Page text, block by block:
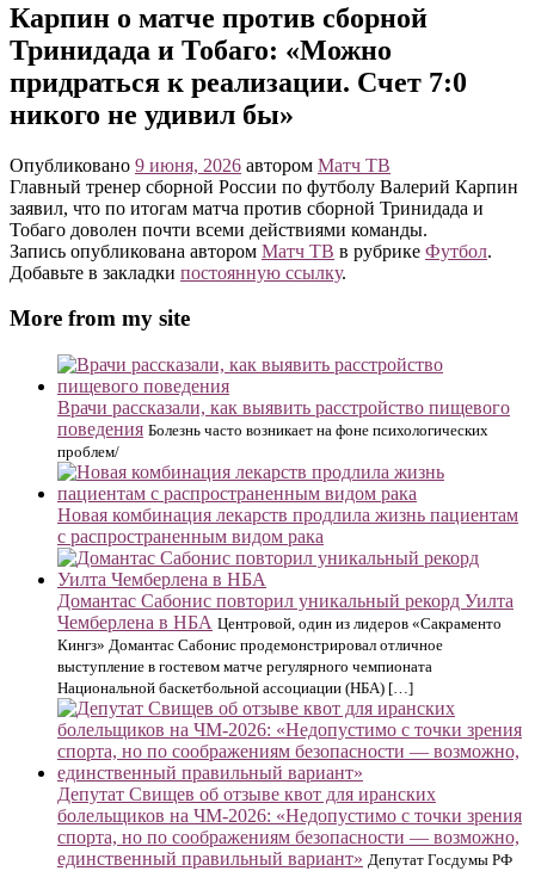
Карпин о матче против сборной
Тринидада и Тобаго: «Можно
придраться к реализации. Счет 7:0
никого не удивил бы»
Опубликовано 9 июня, 2026 автором Матч ТВ
Главный тренер сборной России по футболу Валерий Карпин
заявил, что по итогам матча против сборной Тринидада и
Тобаго доволен почти всеми действиями команды.
Запись опубликована автором Матч ТВ в рубрике Футбол.
Добавьте в закладки постоянную ссылку.
More from my site
Врачи рассказали, как выявить расстройство пищевого
поведения Болезнь часто возникает на фоне психологических
проблем/
Новая комбинация лекарств продлила жизнь пациентам
с распространенным видом рака
Домантас Сабонис повторил уникальный рекорд Уилта
Чемберлена в НБА Центровой, один из лидеров «Сакраменто
Кингз» Домантас Сабонис продемонстрировал отличное
выступление в гостевом матче регулярного чемпионата
Национальной баскетбольной ассоциации (НБА) […]
Депутат Свищев об отзыве квот для иранских
болельщиков на ЧМ-2026: «Недопустимо с точки зрения
спорта, но по соображениям безопасности — возможно,
единственный правильный вариант» Депутат Госдумы РФ